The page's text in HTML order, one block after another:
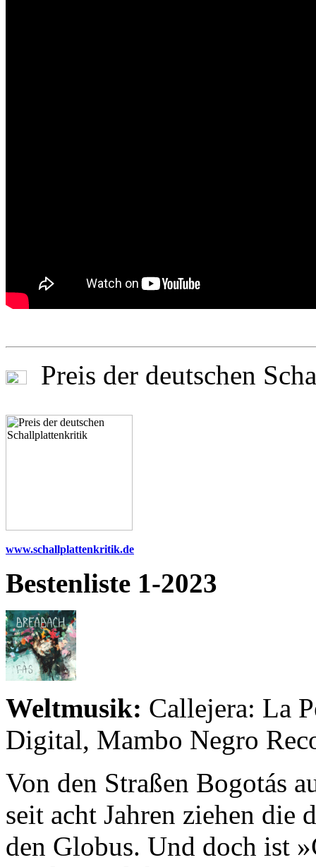
Preis der deutschen
www.schallplattenkritik.de
Bestenliste 1-2023
Weltmusik: Callejera: La
Digital, Mambo Negro
Von den Straßen Bogotás
seit acht Jahren ziehen die
den Globus. Und doch ist